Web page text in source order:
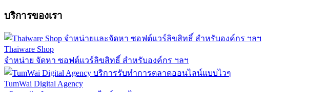
บริการของเรา
Thaiware Shop
จำหน่าย จัดหา ซอฟต์แวร์ลิขสิทธิ์ สำหรับองค์กร ฯลฯ
TumWai Digital Agency